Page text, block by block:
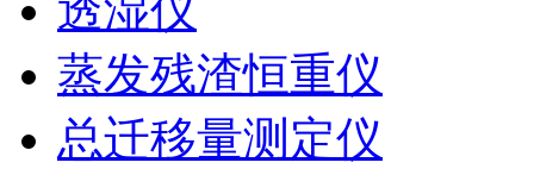
蒸发残渣恒重仪
总迁移量测定仪